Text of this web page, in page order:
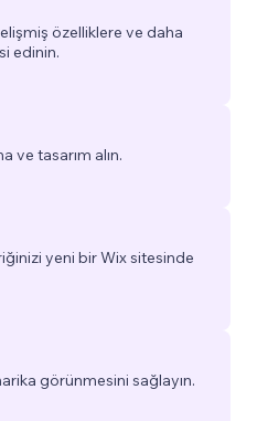
özelliklere ve daha
edinin.
ve tasarım alın.
yeni bir Wix sitesinde
görünmesini sağlayın.